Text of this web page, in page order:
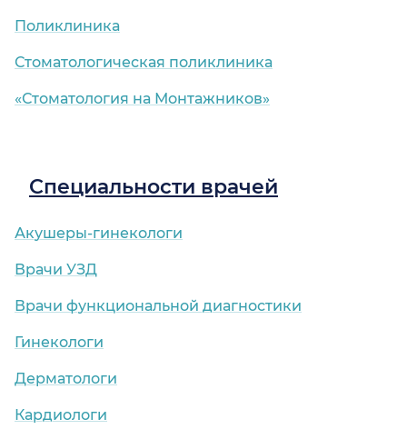
Поликлиника
Стоматологическая поликлиника
«Стоматология на Монтажников»
Специальности врачей
Акушеры-гинекологи
Врачи УЗД
Врачи функциональной диагностики
Гинекологи
Дерматологи
Кардиологи